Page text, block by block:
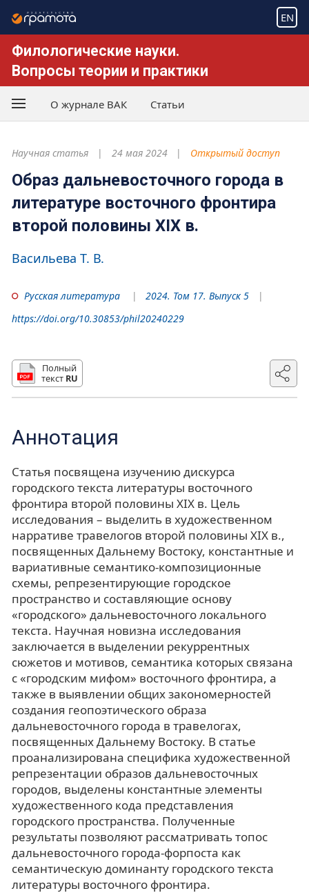
EN
Филологические науки.
Вопросы теории и практики
О журнале ВАК Статьи
Научная статья 24 мая 2024 Открытый доступ
Образ дальневосточного города в
литературе восточного фронтира
второй половины XIX в.
Васильева Т. В.
Русская литература
2024. Том 17. Выпуск 5
https://doi.org/10.30853/phil20240229
Полный
текст RU
Аннотация
Статья посвящена изучению дискурса
городского текста литературы восточного
фронтира второй половины XIX в. Цель
исследования – выделить в художественном
нарративе травелогов второй половины XIX в.,
посвященных Дальнему Востоку, константные и
вариативные семантико-композиционные
схемы, репрезентирующие городское
пространство и составляющие основу
«городского» дальневосточного локального
текста. Научная новизна исследования
заключается в выделении рекуррентных
сюжетов и мотивов, семантика которых связана
с «городским мифом» восточного фронтира, а
также в выявлении общих закономерностей
создания геопоэтического образа
дальневосточного города в травелогах,
посвященных Дальнему Востоку. В статье
проанализирована специфика художественной
репрезентации образов дальневосточных
городов, выделены константные элементы
художественного кода представления
городского пространства. Полученные
результаты позволяют рассматривать топос
дальневосточного города-форпоста как
семантическую доминанту городского текста
литературы восточного фронтира.